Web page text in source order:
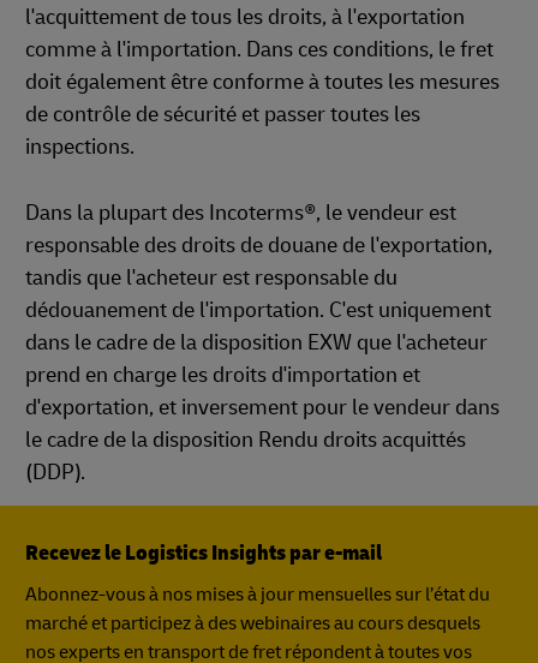
l'acquittement de tous les droits, à l'exportation
comme à l'importation. Dans ces conditions, le fret
doit également être conforme à toutes les mesures
de contrôle de sécurité et passer toutes les
inspections.
Dans la plupart des Incoterms®, le vendeur est
responsable des droits de douane de l'exportation,
tandis que l'acheteur est responsable du
dédouanement de l'importation. C'est uniquement
dans le cadre de la disposition EXW que l'acheteur
prend en charge les droits d'importation et
d'exportation, et inversement pour le vendeur dans
le cadre de la disposition Rendu droits acquittés
(DDP).
Recevez le Logistics Insights par e-mail
Abonnez-vous à nos mises à jour mensuelles sur l’état du
marché et participez à des webinaires au cours desquels
nos experts en transport de fret répondent à toutes vos